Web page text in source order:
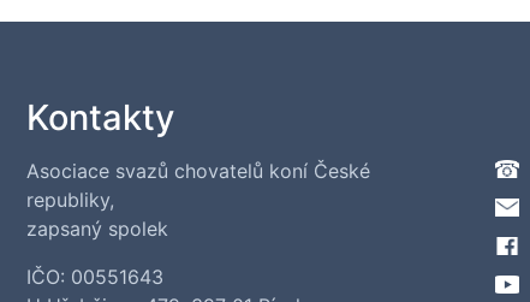
Kontakty
Asociace svazů chovatelů koní České
republiky,
zapsaný spolek
IČO: 00551643